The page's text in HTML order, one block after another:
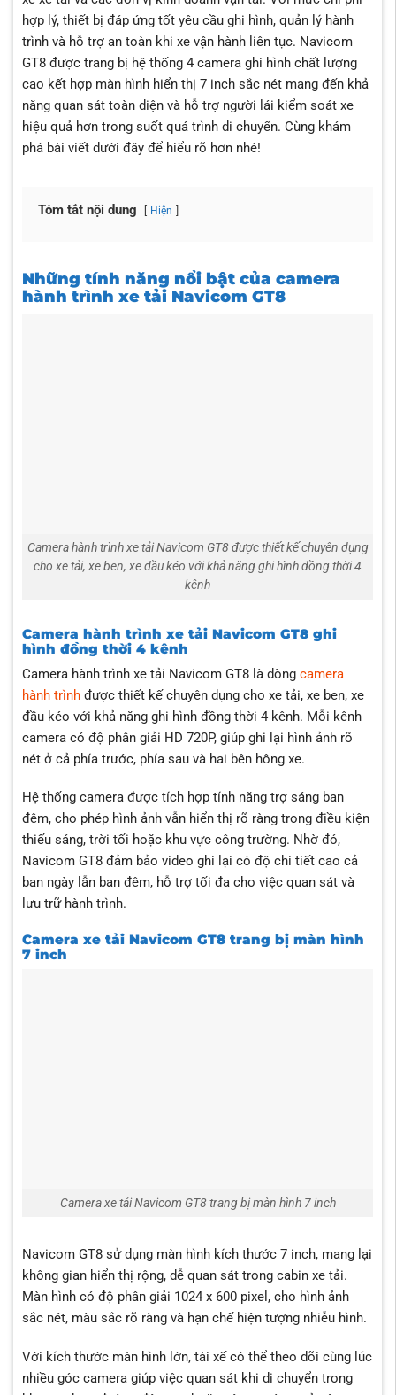
hợp lý, thiết bị đáp ứng tốt yêu cầu ghi hình, quản lý hành
trình và hỗ trợ an toàn khi xe vận hành liên tục. Navicom
GT8 được trang bị hệ thống 4 camera ghi hình chất lượng
cao kết hợp màn hình hiển thị 7 inch sắc nét mang đến khả
năng quan sát toàn diện và hỗ trợ người lái kiểm soát xe
hiệu quả hơn trong suốt quá trình di chuyển. Cùng khám
phá bài viết dưới đây để hiểu rõ hơn nhé!
Tóm tắt nội dung Hiện
Những tính năng nổi bật của camera
hành trình xe tải Navicom GT8
Camera hành trình xe tải Navicom GT8 được thiết kế chuyên dụng
cho xe tải, xe ben, xe đầu kéo với khả năng ghi hình đồng thời 4
kênh
Camera hành trình xe tải Navicom GT8 ghi
hình đồng thời 4 kênh
Camera hành trình xe tải Navicom GT8 là dòng camera
hành trìnhđược thiết kế chuyên dụng cho xe tải, xe ben, xe
đầu kéo với khả năng ghi hình đồng thời 4 kênh. Mỗi kênh
camera có độ phân giải HD 720P, giúp ghi lại hình ảnh rõ
nét ở cả phía trước, phía sau và hai bên hông xe.
Hệ thống camera được tích hợp tính năng trợ sáng ban
đêm, cho phép hình ảnh vẫn hiển thị rõ ràng trong điều kiện
thiếu sáng, trời tối hoặc khu vực công trường. Nhờ đó,
Navicom GT8 đảm bảo video ghi lại có độ chi tiết cao cả
ban ngày lẫn ban đêm, hỗ trợ tối đa cho việc quan sát và
lưu trữ hành trình.
Camera xe tải Navicom GT8 trang bị màn hình
7 inch
Camera xe tải Navicom GT8 trang bị màn hình 7 inch
Navicom GT8 sử dụng màn hình kích thước 7 inch, mang lại
không gian hiển thị rộng, dễ quan sát trong cabin xe tải.
Màn hình có độ phân giải 1024 x 600 pixel, cho hình ảnh
sắc nét, màu sắc rõ ràng và hạn chế hiện tượng nhiễu hình.
Với kích thước màn hình lớn, tài xế có thể theo dõi cùng lúc
nhiều góc camera giúp việc quan sát khi di chuyển trong